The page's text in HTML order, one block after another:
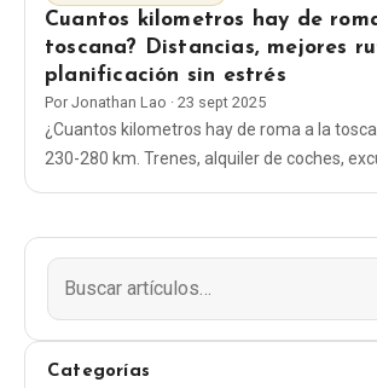
Cuantos kilometros hay de
toscana? Distancias, mejores
planificación sin estrés
Por Jonathan Lao · 23 sept 2025
¿Cuantos kilometros hay de roma a la
230-280 km. Trenes, alquiler de coches,
Categorías